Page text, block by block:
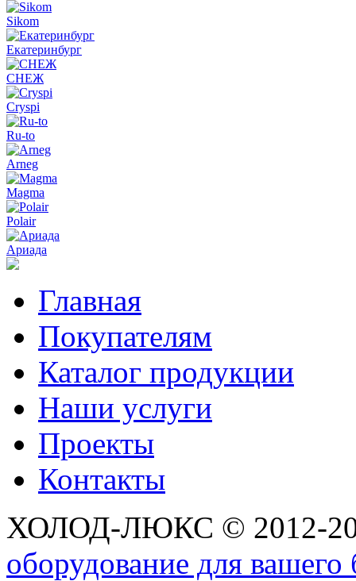
Sikom
Екатеринбург
СНЕЖ
Cryspi
Ru-to
Arneg
Magma
Polair
Ариада
Главная
Покупателям
Каталог продукции
Наши услуги
Проекты
Контакты
ХОЛОД-ЛЮКС © 2012-
оборудование для вашего